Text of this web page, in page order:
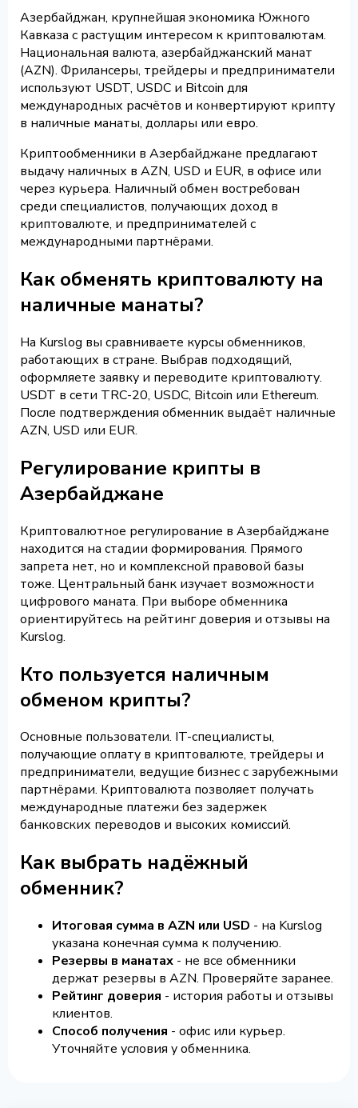
Азербайджан, крупнейшая экономика Южного
Кавказа с растущим интересом к криптовалютам.
Национальная валюта, азербайджанский манат
(AZN). Фрилансеры, трейдеры и предприниматели
используют USDT, USDC и Bitcoin для
международных расчётов и конвертируют крипту
в наличные манаты, доллары или евро.
Криптообменники в Азербайджане предлагают
выдачу наличных в AZN, USD и EUR, в офисе или
через курьера. Наличный обмен востребован
среди специалистов, получающих доход в
криптовалюте, и предпринимателей с
международными партнёрами.
Как обменять криптовалюту на
наличные манаты?
На Kurslog вы сравниваете курсы обменников,
работающих в стране. Выбрав подходящий,
оформляете заявку и переводите криптовалюту.
USDT в сети TRC-20, USDC, Bitcoin или Ethereum.
После подтверждения обменник выдаёт наличные
AZN, USD или EUR.
Регулирование крипты в
Азербайджане
Криптовалютное регулирование в Азербайджане
находится на стадии формирования. Прямого
запрета нет, но и комплексной правовой базы
тоже. Центральный банк изучает возможности
цифрового маната. При выборе обменника
ориентируйтесь на рейтинг доверия и отзывы на
Kurslog.
Кто пользуется наличным
обменом крипты?
Основные пользователи. IT-специалисты,
получающие оплату в криптовалюте, трейдеры и
предприниматели, ведущие бизнес с зарубежными
партнёрами. Криптовалюта позволяет получать
международные платежи без задержек
банковских переводов и высоких комиссий.
Как выбрать надёжный
обменник?
Итоговая сумма в AZN или USD - на Kurslog
указана конечная сумма к получению.
Резервы в манатах - не все обменники
держат резервы в AZN. Проверяйте заранее.
Рейтинг доверия - история работы и отзывы
клиентов.
Способ получения - офис или курьер.
Уточняйте условия у обменника.